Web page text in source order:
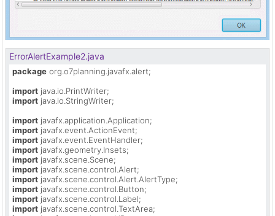
ErrorAlertExample2.java
package org.o7planning.javafx.alert;
import
import java.io.StringWriter;
import
import
import
import
import
import
import
import
import
import